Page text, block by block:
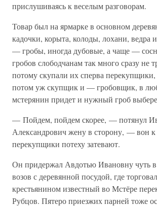
прислушиваясь к веселым разговорам.
Товар был на ярмарке в основном
кадочки, корыта, колоды, лохани, ведра
— гробы, иногда дубовые, а чаще —
гробов слободчанам так много сразу не
потому скупали их сперва
потом уж скупщик и — гробовщик, в
мстерянин придет и нужный гроб
— Пойдем, пойдем скорее, — потянул
Александрович жену в сторону, — вон к
перекупщики потеху затевают.
Он придержал Авдотью Ивановну чуть в
возов с деревянной посудой, где
крестьянином известный во Мстёре
Рубцов. Пятеро приезжих парней тоже